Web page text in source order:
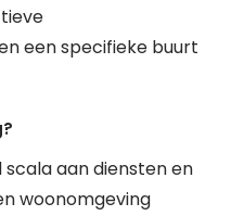
een specifieke buurt
aan diensten en
woonomgeving